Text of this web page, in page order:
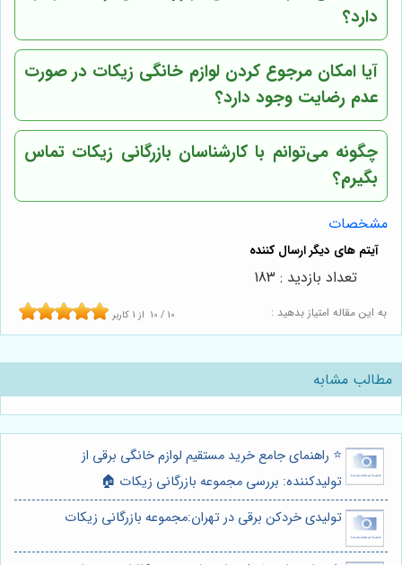
دارد؟
آیا امکان مرجوع کردن لوازم خانگی زیکات در صورت
عدم رضایت وجود دارد؟
چگونه می‌توانم با کارشناسان بازرگانی زیکات تماس
بگیرم؟
مشخصات
به این مقاله امتیاز بدهید : 10 / 10 از 1 کاربر
تعداد بازدید : 183
مطالب مشابه
⭐️ راهنمای جامع خرید مستقیم لوازم خانگی برقی از
تولیدکننده: بررسی مجموعه بازرگانی زیکات 🏠
تولیدی خردکن برقی در تهران:مجموعه بازرگانی زیکات